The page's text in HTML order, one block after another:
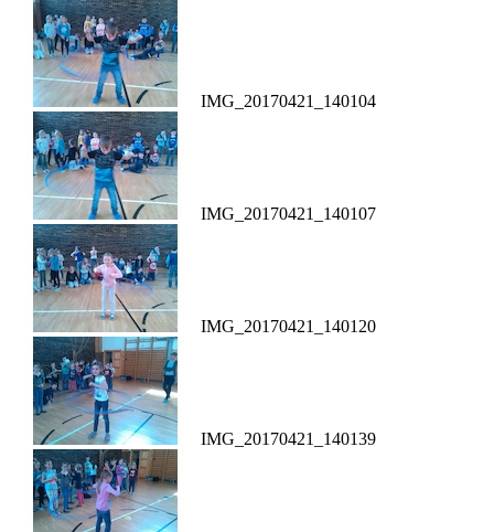
IMG_20170421_140104
IMG_20170421_140107
IMG_20170421_140120
IMG_20170421_140139